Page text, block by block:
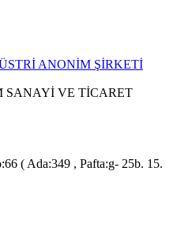
ANONİM ŞİRKETİ
SANAYİ VE TİCARET
( Ada:349 , Pafta:g- 25b. 15.